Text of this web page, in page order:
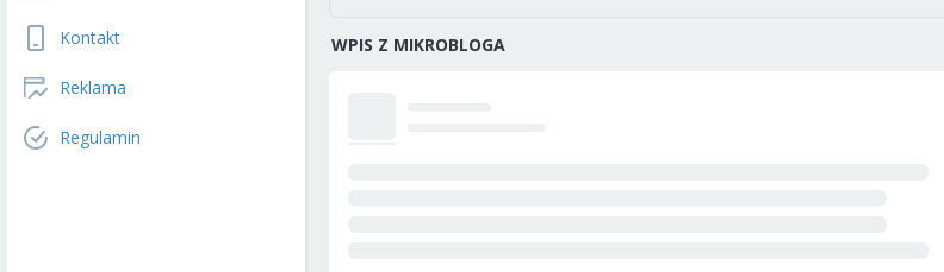
Kontakt
Reklama
Regulamin
WPIS Z MIKROBLOGA